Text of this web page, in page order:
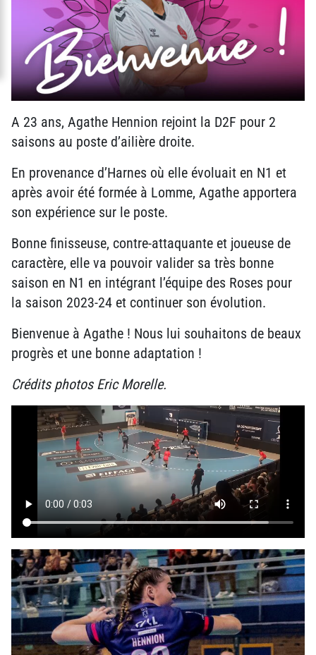
A 23 ans, Agathe Hennion rejoint la D2F pour 2
saisons au poste d’ailière droite.
En provenance d’Harnes où elle évoluait en N1 et
après avoir été formée à Lomme, Agathe apportera
son expérience sur le poste.
Bonne finisseuse, contre-attaquante et joueuse de
caractère, elle va pouvoir valider sa très bonne
saison en N1 en intégrant l’équipe des Roses pour
la saison 2023-24 et continuer son évolution.
Bienvenue à Agathe ! Nous lui souhaitons de beaux
progrès et une bonne adaptation !
Crédits photos Eric Morelle.